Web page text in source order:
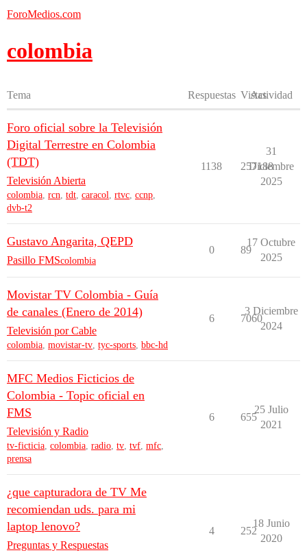
ForoMedios.com
colombia
Tema Respuestas Vistas
Actividad
Foro oficial sobre la Televisión
Digital Terrestre en Colombia
(TDT)
Televisión Abierta
colombia, rcn, tdt, caracol, rtvc, ccnp,
dvb-t2
1138 257188
31
Diciembre
2025
Gustavo Angarita, QEPD
Pasillo FMScolombia
0 89
17 Octubre
2025
Movistar TV Colombia - Guía
de canales (Enero de 2014)
Televisión por Cable
colombia, movistar-tv, tyc-sports, bbc-hd
6 7060
3 Diciembre
2024
MFC Medios Ficticios de
Colombia - Topic oficial en
FMS
Televisión y Radio
tv-ficticia, colombia, radio, tv, tvf, mfc,
prensa
6 655
25 Julio
2021
¿que capturadora de TV Me
recomiendan uds. para mi
laptop lenovo?
Preguntas y Respuestas
4 252
18 Junio
2020